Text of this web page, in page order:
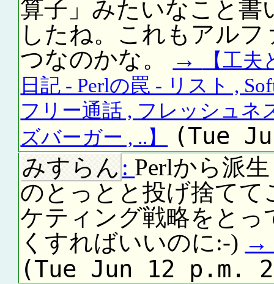
算子」みたいなこと
したね。これもアル
つなのかな。
→
【工
日記 - Perlの罠 - リスト ,
フリー通話 , フレッシュ
ズバーガー , ..】
(Tue
みすらん : Perlから派
のとっとと投げ捨て
ケティング戦略をとっ
くすればいいのに:-)
(Tue Jun 12 p.m.